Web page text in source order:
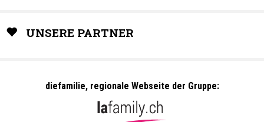
UNSERE PARTNER
diefamilie, regionale Webseite der Gruppe: